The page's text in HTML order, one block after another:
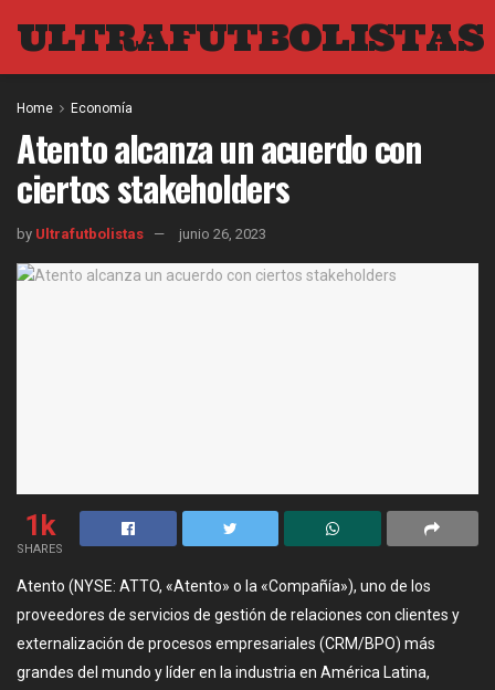
ULTRAFUTBOLISTAS
Home Economía
Atento alcanza un acuerdo con
ciertos stakeholders
by Ultrafutbolistas junio 26, 2023
1k
SHARES
Atento (NYSE: ATTO, «Atento» o la «Compañía»), uno de los
proveedores de servicios de gestión de relaciones con clientes y
externalización de procesos empresariales (CRM/BPO) más
grandes del mundo y líder en la industria en América Latina,